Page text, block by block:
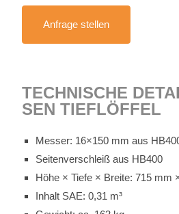
An­fra­ge stel­len
TECH­NI­SCHE
SEN TIEF­LÖF­FEL
Mes­ser: 16×150 mm aus
Sei­ten­ver­schleiß aus HB400
Höhe × Tie­fe × Brei­te: 715 mm
In­halt SAE: 0,31 m³